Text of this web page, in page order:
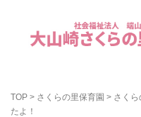
TOP > さくらの里保育園 > さく
たよ！